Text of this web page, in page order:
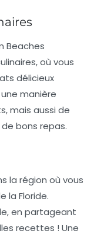
Beaches
où vous
délicieux
manière
mais aussi de
bons repas.
la région où vous
la Floride.
en partageant
recettes ! Une